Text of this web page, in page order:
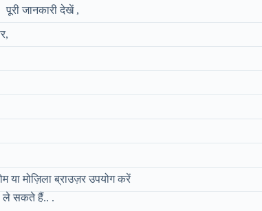
जानकारी देखें ,
या मोज़िला ब्राउज़र उपयोग करें
ले सकते हैं.. .